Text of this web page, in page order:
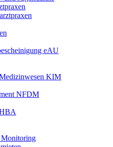
eAU
KIM
NFDM
Monitoring